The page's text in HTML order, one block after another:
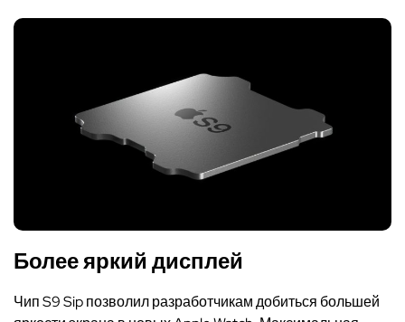
Более яркий дисплей
Чип S9 Sip позволил разработчикам добиться большей